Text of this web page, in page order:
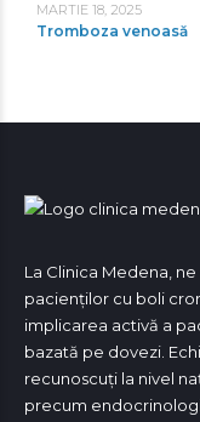
MARTIE 18, 2025
Tromboza venoasă
La Clinica Medena,
pacienților cu boli
implicarea activă a
bazată pe dovezi.
recunoscuți la nivel
precum